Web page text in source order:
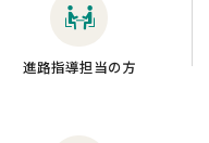
進路指導担当の方